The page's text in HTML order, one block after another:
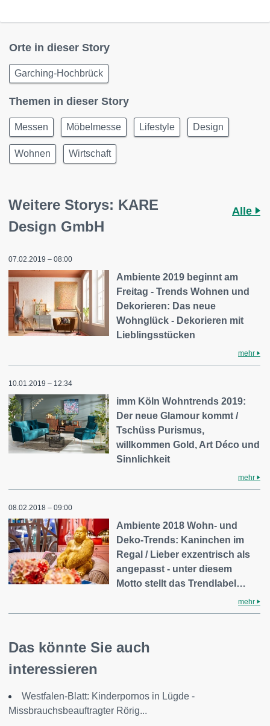
Orte in dieser Story
Garching-Hochbrück
Themen in dieser Story
Messen Möbelmesse Lifestyle Design
Wohnen Wirtschaft
Weitere Storys: KARE
Design GmbH
Alle
07.02.2019 – 08:00
Ambiente 2019 beginnt am
Freitag - Trends Wohnen und
Dekorieren: Das neue
Wohnglück - Dekorieren mit
Lieblingsstücken
mehr
10.01.2019 – 12:34
imm Köln Wohntrends 2019:
Der neue Glamour kommt /
Tschüss Purismus,
willkommen Gold, Art Déco und
Sinnlichkeit
mehr
08.02.2018 – 09:00
Ambiente 2018 Wohn- und
Deko-Trends: Kaninchen im
Regal / Lieber exzentrisch als
angepasst - unter diesem
Motto stellt das Trendlabel…
mehr
Das könnte Sie auch
interessieren
Westfalen-Blatt: Kinderpornos in Lügde -
Missbrauchsbeauftragter Rörig...